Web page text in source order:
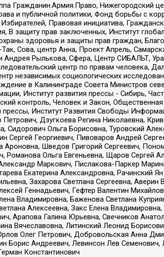
Гражданин.Армия.Право, Нижегородский
и публичной политики, Фонд борьбы с
Правовая инициатива,
В защиту прав заключенных, Институт
здоровья и защиты прав граждан,
Так, Сова, центр Анна, Проект Апрель,
Андрея Рылькова, Сфера, Центр СИБАЛЬТ,
центр по правам человека,
независимых социологических
в Калининграде Совета Министров
Институт развития прессы - Сибирь,
контроль, Человек и Закон,
прессы, Институт Развития Свободы
Дзугкоева Регина Николаевна,
Сидорович Ольга Борисовна, Туровский
Сергей Георгиевич, Пивоваров Андрей
Шведов Григорий Сергеевич,
Романова Ольга Евгеньевна, Щаров Сергей
Маркович, Пислакова-Паркер
Екатерина Александровна,
Захарова Светлана Сергеевна,
Геннадьевич, Гефтер Валентин
Владимировна, Баженова Светлана
Алексеевна, Закс Елена
Арапова Галина Юрьевна, Свечников
Вячеславовна, Литинский Леонид
Олег Петрович, Добровольская Анна
Борис Андреевич, Левинсон Лев
Константинович